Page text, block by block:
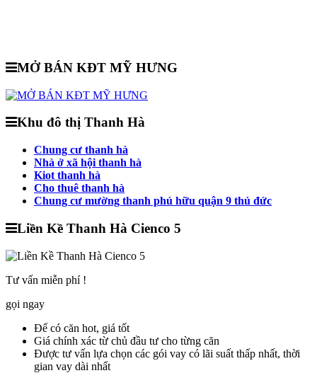
MỞ BÁN KĐT MỸ HƯNG
Khu đô thị Thanh Hà
Chung cư thanh hà
Nhà ở xã hội thanh hà
Kiot thanh hà
Cho thuê thanh hà
Chung cư mường thanh phú hữu quận 9 thủ đức
Liền Kề Thanh Hà Cienco 5
Tư vấn miễn phí !
gọi ngay
Để có căn hot, giá tốt
Giá chính xác từ chủ đầu tư cho từng căn
Được tư vấn lựa chọn các gói vay có lãi suất thấp nhất, thời
gian vay dài nhất